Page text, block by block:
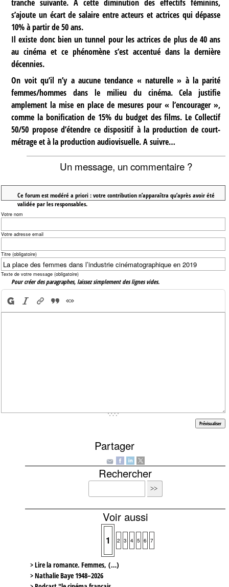
tranche suivante. A cette diminution des effectifs féminins,
s’ajoute un écart de salaire entre acteurs et actrices qui dépasse
10% à partir de 50 ans.
Il existe donc bien un tunnel pour les actrices de plus de 40 ans
au cinéma et ce phénomène s’est accentué dans la dernière
décennies.
On voit qu’il n’y a aucune tendance « naturelle » à la parité
femmes/hommes dans le milieu du cinéma. Cela justifie
amplement la mise en place de mesures pour « l’encourager »,
comme la bonification de 15% du budget des films. Le Collectif
50/50 propose d’étendre ce dispositif à la production de court-
métrage et à la production audiovisuelle. A suivre…
Un message, un commentaire ?
Ce forum est modéré a priori : votre contribution n’apparaîtra qu’après avoir été
validée par les responsables.
Votre nom
Votre adresse email
Titre (obligatoire)
Texte de votre message (obligatoire)
Pour créer des paragraphes, laissez simplement des lignes vides.
Partager
Rechercher
Voir aussi
1 2 3 4 5 6 7
> Lire la romance. Femmes, (…)
> Nathalie Baye 1948–2026